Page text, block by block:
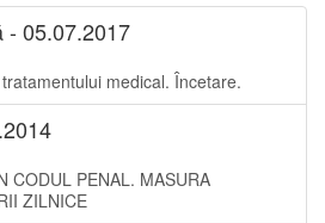
- 05.07.2017
medical. Încetare.
CODUL PENAL. MASURA
ZILNICE